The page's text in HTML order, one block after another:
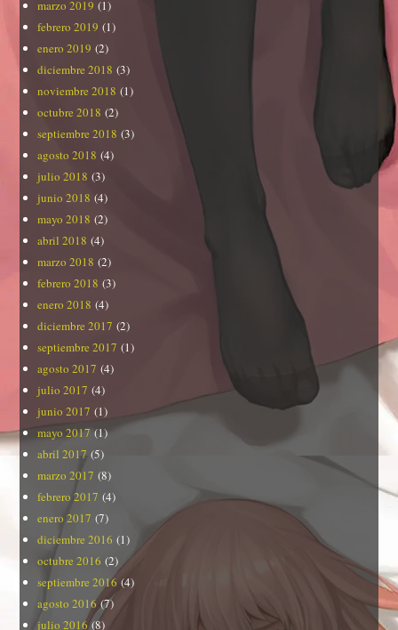
marzo 2019 (1)
febrero 2019 (1)
enero 2019 (2)
diciembre 2018 (3)
noviembre 2018 (1)
octubre 2018 (2)
septiembre 2018 (3)
agosto 2018 (4)
julio 2018 (3)
junio 2018 (4)
mayo 2018 (2)
abril 2018 (4)
marzo 2018 (2)
febrero 2018 (3)
enero 2018 (4)
diciembre 2017 (2)
septiembre 2017 (1)
agosto 2017 (4)
julio 2017 (4)
junio 2017 (1)
mayo 2017(1)
abril 2017 (5)
marzo 2017 (8)
febrero 2017 (4)
enero 2017 (7)
diciembre 2016 (1)
octubre 2016 (2)
septiembre 2016 (4)
agosto 2016(7)
julio 2016(8)